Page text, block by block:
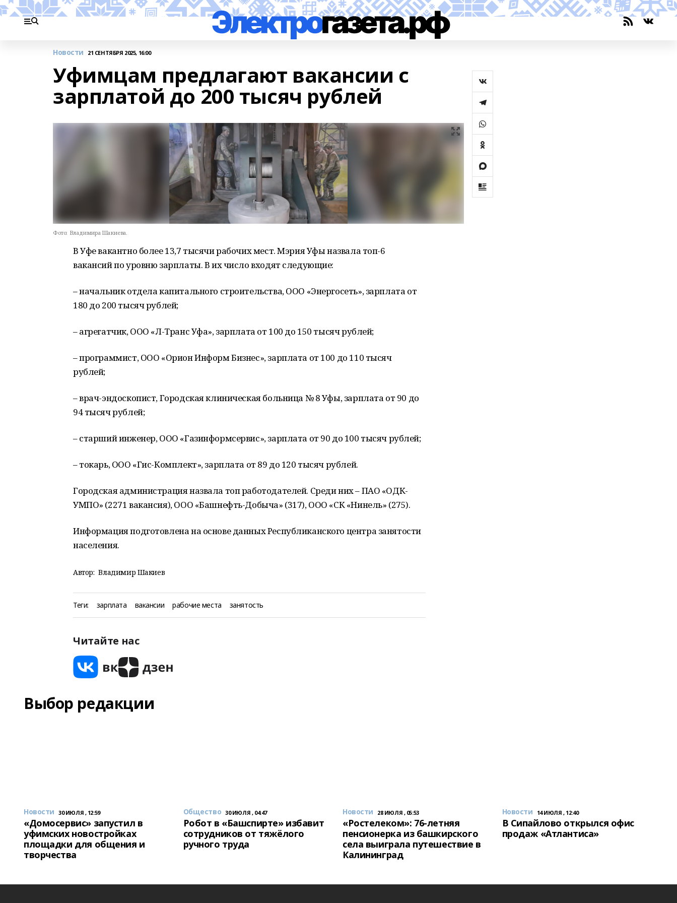
Новости 21 СЕНТЯБРЯ 2025, 16:00
Уфимцам предлагают вакансии с
зарплатой до 200 тысяч рублей
Фото: Владимира Шакиева.
В Уфе вакантно более 13,7 тысячи рабочих мест. Мэрия Уфы назвала топ-6
вакансий по уровню зарплаты. В их число входят следующие:
– начальник отдела капитального строительства, ООО «Энергосеть», зарплата от
180 до 200 тысяч рублей;
– агрегатчик, ООО «Л-Транс Уфа», зарплата от 100 до 150 тысяч рублей;
– программист, ООО «Орион Информ Бизнес», зарплата от 100 до 110 тысяч
рублей;
– врач-эндоскопист, Городская клиническая больница № 8 Уфы, зарплата от 90 до
94 тысяч рублей;
– старший инженер, ООО «Газинформсервис», зарплата от 90 до 100 тысяч рублей;
– токарь, ООО «Гис-Комплект», зарплата от 89 до 120 тысяч рублей.
Городская администрация назвала топ работодателей. Среди них – ПАО «ОДК-
УМПО» (2271 вакансия), ООО «Башнефть-Добыча» (317), ООО «СК «Нинель» (275).
Информация подготовлена на основе данных Республиканского центра занятости
населения.
Автор: Владимир Шакиев
Теги: зарплата вакансии рабочие места занятость
Читайте нас
Выбор редакции
Новости 30 ИЮЛЯ , 12:59
«Домосервис» запустил в
уфимских новостройках
площадки для общения и
творчества
Общество 30 ИЮЛЯ , 04:47
Робот в «Башспирте» избавит
сотрудников от тяжёлого
ручного труда
Новости 28 ИЮЛЯ , 05:53
«Ростелеком»: 76-летняя
пенсионерка из башкирского
села выиграла путешествие в
Калининград
Новости 14 ИЮЛЯ , 12:40
В Сипайлово открылся офис
продаж «Атлантиса»